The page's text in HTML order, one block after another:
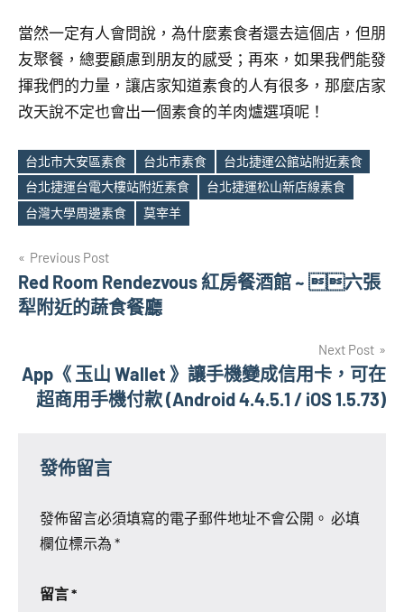
當然一定有人會問說，為什麼素食者還去這個店，但朋
友聚餐，總要顧慮到朋友的感受；再來，如果我們能發
揮我們的力量，讓店家知道素食的人有很多，那麼店家
改天說不定也會出一個素食的羊肉爐選項呢！
Tags
台北市大安區素食 台北市素食
台北捷運公館站附近素食
台北捷運台電大樓站附近素食
台北捷運松山新店線素食
台灣大學周邊素食
莫宰羊
文
章
覽
Previous Post
Red Room Rendezvous 紅房餐酒館 ~ 六張
犁附近的蔬食餐廳
Next Post
App《 玉山 Wallet 》讓手機變成信用卡，可在
超商用手機付款 (Android 4.4.5.1 / iOS 1.5.73)
發佈留言
發佈留言必須填寫的電子郵件地址不會公開。 必填
欄位標示為 *
留言*